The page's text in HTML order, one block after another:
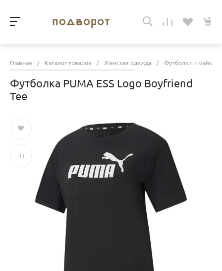
Главная / Каталог товаров / Женская одежда / Футболки и майки
Футболка PUMA ESS Logo Boyfriend
Tee